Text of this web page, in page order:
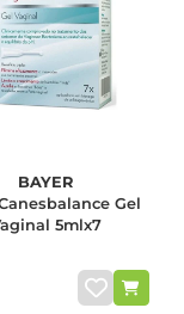
BAYER
Gel
5mlx7